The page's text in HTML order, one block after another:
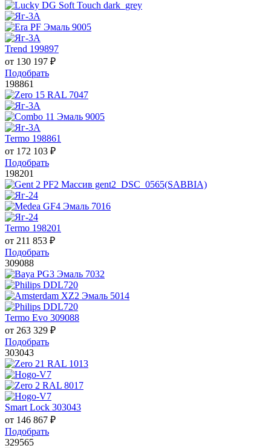
Trend 199897
от 130 197 ₽
Подобрать
198861
Termo 198861
от 172 103 ₽
Подобрать
198201
Termo 198201
от 211 853 ₽
Подобрать
309088
Termo Evo 309088
от 263 329 ₽
Подобрать
303043
Smart Lock 303043
от 146 867 ₽
Подобрать
329565